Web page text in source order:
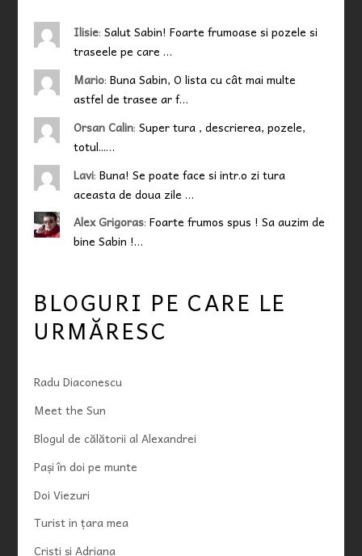
Ilisie: Salut Sabin! Foarte frumoase si pozele si
traseele pe care …
Mario: Buna Sabin, O lista cu cât mai multe
astfel de trasee ar f…
Orsan Calin: Super tura , descrierea, pozele,
totul...…
Lavi: Buna! Se poate face si intr.o zi tura
aceasta de doua zile …
Alex Grigoras: Foarte frumos spus ! Sa auzim de
bine Sabin !…
BLOGURI PE CARE LE
URMĂRESC
Radu Diaconescu
Meet the Sun
Blogul de călătorii al Alexandrei
Pași în doi pe munte
Doi Viezuri
Turist in țara mea
Cristi și Adriana